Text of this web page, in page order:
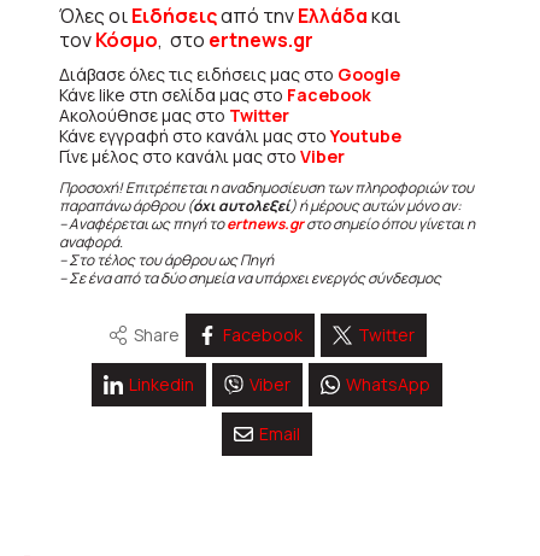
Όλες οιΕιδήσειςαπό τηνΕλλάδακαι
τονΚόσμο, στο ertnews.gr
Διάβασε όλες τις ειδήσεις μας στο Google
Κάνε like στη σελίδα μας στο Facebook
Ακολούθησε μας στο Twitter
Κάνε εγγραφή στο κανάλι μας στοYoutube
Γίνε μέλος στο κανάλι μας στο Viber
Προσοχή! Επιτρέπεται η αναδημοσίευση των πληροφοριών του
παραπάνω άρθρου (όχι αυτολεξεί) ή μέρους αυτών μόνο αν:
– Αναφέρεται ως πηγή τοertnews.grστο σημείο όπου γίνεται η
αναφορά.
– Στο τέλος του άρθρου ως Πηγή
– Σε ένα από τα δύο σημεία να υπάρχει ενεργός σύνδεσμος
Share Facebook Twitter
Linkedin Viber WhatsApp
Email